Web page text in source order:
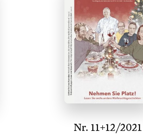
Nr. 11+12/2021